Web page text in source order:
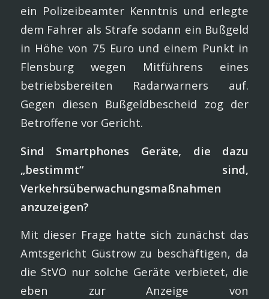
ein Polizeibeamter Kenntnis und erlegte
dem Fahrer als Strafe sodann ein Bußgeld
in Höhe von 75 Euro und einem Punkt in
Flensburg wegen Mitführens eines
betriebsbereiten Radarwarners auf.
Gegen diesen Bußgeldbescheid zog der
Betroffene vor Gericht.
Sind Smartphones Geräte, die dazu
„bestimmt“ sind,
Verkehrsüberwachungsmaßnahmen
anzuzeigen?
Mit dieser Frage hatte sich zunächst das
Amtsgericht Güstrow zu beschäftigen, da
die StVO nur solche Geräte verbietet, die
eben zur Anzeige von